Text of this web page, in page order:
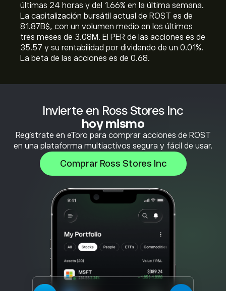
Invierte en Ross Stores Inc
hoy mismo
Regístrate en eToro para comprar acciones de ROST
en una plataforma multiactivos segura y fácil de usar.
Comprar Ross Stores Inc
últimas 24 horas y del ‎1.66‎% en la última semana.
La capitalización bursátil actual de ROST es de
81.87B‎$‎, con un volumen medio en los últimos
tres meses de 3.08M. El PER de las acciones es de
35.57 y su rentabilidad por dividendo de un 0.01%.
La beta de las acciones es de 0.68.